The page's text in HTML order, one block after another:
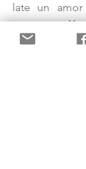
late un
esperanza. Y
la decisión